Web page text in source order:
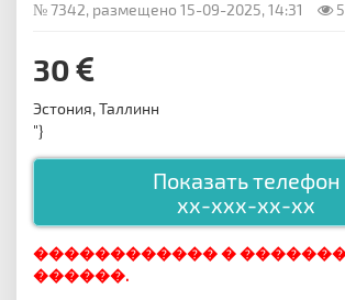
№ 7342, размещено 15-09-2025, 14:31
30
Эстония, Таллинн
"}
Показать телефон
xx-xxx-xx-xx
������������ � �������
������.